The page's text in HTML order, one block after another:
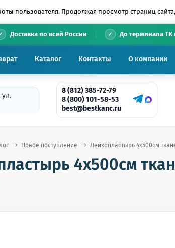
пользователя. Продолжая просмотр страниц
Доставка по всей России До терминала ТК
Каталог Контакты О компании
8 (812) 385-72-79
8 (800) 101-58-53
best@bestkanc.ru
Новое поступление Лейкопластырь 4х500см
4х500см